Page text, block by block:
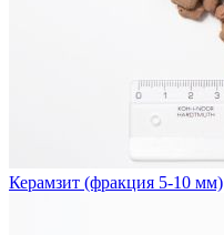
Керамзит (фракция 5-10 мм)